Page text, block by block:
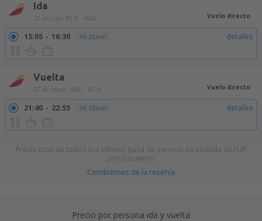
Ida
25 dic (vie) BCN - MAD Vuelo directo
15:05 16:30 1h 25min detalles
Vuelta
27 dic (dom) MAD - BCN Vuelo directo
21:40 22:55 1h 15min detalles
Precio total de todos los billetes (tasa de servicio no incluida 26 EUR
por pasajero)
Condiciones de la reserva
Precio por persona ida y vuelta